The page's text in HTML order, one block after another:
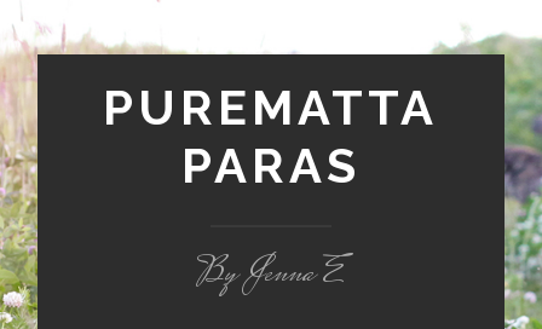
PUREMATTA
PARAS
By Jenna E